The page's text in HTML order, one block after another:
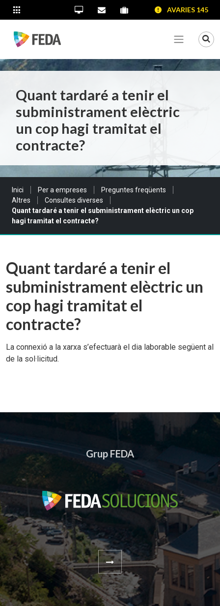
SALTAR AL CONTINGUT
SALTAR A LA NAVEGACIÓ
SALTAR A LA INFORMACIÓ DE CONTACTE
ALTRES LLOCS WEBOficina Virtual
Contacta'nsPortal proveïdors
Portal de transparència
AVARIES 145
Veure
Quant tardaré a tenir el
subministrament elèctric
un cop hagi tramitat el
contracte?
Sou a:
Inici Per a empreses
Preguntes freqüents
Altres
Consultes diverses
Quant tardaré a tenir el subministrament elèctric un cop
hagi tramitat el contracte?
Quant tardaré a tenir el
subministrament elèctric un
cop hagi tramitat el
contracte?
La connexió a la xarxa s’efectuarà el dia laborable següent al
de la sol·licitud.
Grup FEDA